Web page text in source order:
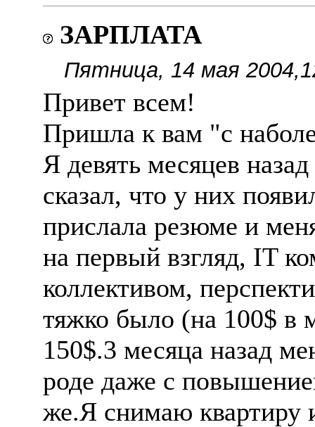
ЗАРПЛАТА
Пятница, 14 мая
Привет всем!
Пришла к вам "с
Я девять месяцев
сказал, что у них
прислала резюме и
на первый взгляд, IT
коллективом,
тяжко было (на 100$ в
150$.3 месяца назад
роде даже с
же.Я снимаю квартиру